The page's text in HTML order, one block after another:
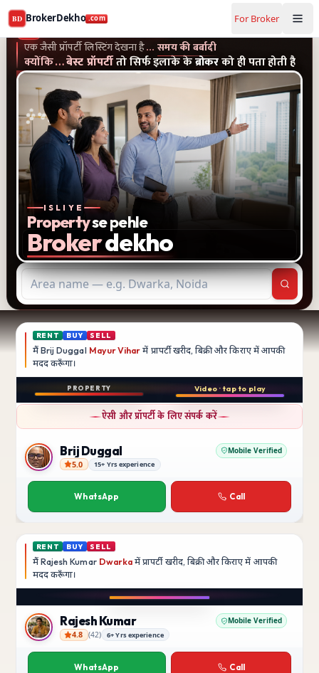
BD BrokerDekho .com For Broker
Buy and rent property in Gurugram — mobile-verified
BrokerDekho
एक जैसी प्रॉपर्टी लिस्टिंग देखना है… समय की बर्बादी
क्योंकि…बेस्ट प्रॉपर्टीतो सिर्फ इलाके केब्रोकरको ही पता होती है
एक जैसी प्रॉपर्टी लिस्टिंग और पुराने विज्ञापन देखना है...समय की बर्बादी
ISLIYE
Propertyse pehle
Brokerdekho
RENT BUY SELL
मैं Brij Duggal Mayur Vihar में प्रापर्टी खरीद, बिक्री और किराए में आपकी
मददकरूँगा।
PROPERTY
बिक्री
3 BHK
Mayur Vihar
₹1.5 Crore
Video · tap to play
Instagram
ऐसी और प्रॉपर्टी के लिए संपर्क करें
Brij Duggal
Brij Duggal Mobile Verified
5.0 15+ Yrs experience
WhatsApp Call
RENT BUY SELL
मैं Rajesh Kumar Dwarka में प्रापर्टी खरीद, बिक्री और किराए में आपकी
मददकरूँगा।
Rajesh Kumar
Rajesh Kumar Mobile Verified
4.8 (42) 6+ Yrs experience
WhatsApp Call